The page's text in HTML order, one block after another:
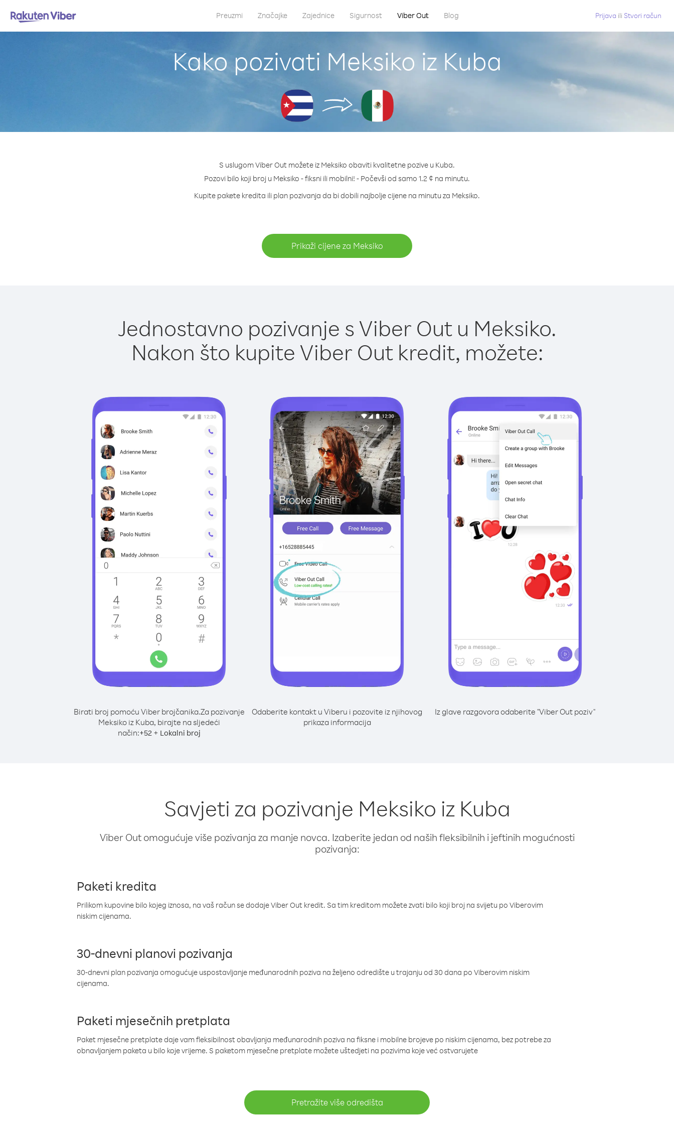
Preuzmi Značajke Zajednice Sigurnost Viber Out Blog Prijava ili Stvori račun
Kako pozivati Meksiko iz Kuba
S uslugom Viber Out možete iz Meksiko obaviti kvalitetne pozive u Kuba.
Pozovi bilo koji broj u Meksiko - fiksni ili mobilni! - Počevši od samo 1.2 ¢ na minutu.
Kupite pakete kredita ili plan pozivanja da bi dobili najbolje cijene na minutu za Meksiko.
Prikaži cijene za Meksiko
Jednostavno pozivanje s Viber Out u Meksiko.
Nakon što kupite Viber Out kredit, možete:
Birati broj pomoću Viber brojčanika.Za pozivanje
Meksiko iz Kuba, birajte na sljedeći
način:+52+ Lokalni broj
Odaberite kontakt u Viberu i pozovite iz njihovog
prikaza informacija
Iz glave razgovora odaberite "Viber Out poziv"
Savjeti za pozivanje Meksiko iz Kuba
Viber Out omogućuje više pozivanja za manje novca. Izaberite jedan od naših fleksibilnih i jeftinih mogućnosti
pozivanja:
Paketi kredita
Prilikom kupovine bilo kojeg iznosa, na vaš račun se dodaje Viber Out kredit. Sa tim kreditom možete zvati bilo koji broj na svijetu po Viberovim
niskim cijenama.
30-dnevni planovi pozivanja
30-dnevni plan pozivanja omogućuje uspostavljanje međunarodnih poziva na željeno odredište u trajanju od 30 dana po Viberovim niskim
cijenama.
Paketi mjesečnih pretplata
Paket mjesečne pretplate daje vam fleksibilnost obavljanja međunarodnih poziva na fiksne i mobilne brojeve po niskim cijenama, bez potrebe za
obnavljanjem paketa u bilo koje vrijeme. S paketom mjesečne pretplate možete uštedjeti na pozivima koje već ostvarujete
Pretražite više odredišta